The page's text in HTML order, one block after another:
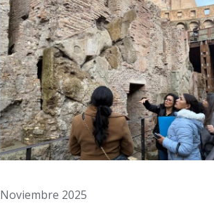
Noviembre 2025